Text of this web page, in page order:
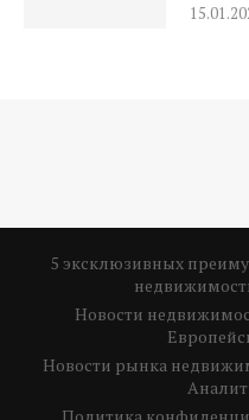
5 эксклюзивных
Новости
Новости рынка